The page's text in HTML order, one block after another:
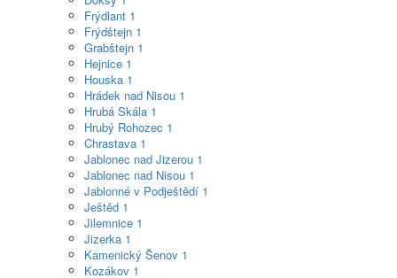
Frýdlant 1
Frýdštejn 1
Grabštejn 1
Hejnice 1
Houska 1
Hrádek nad Nisou 1
Hrubá Skála 1
Hrubý Rohozec 1
Chrastava 1
Jablonec nad Jizerou 1
Jablonec nad Nisou 1
Jablonné v Podještědí 1
Ještěd 1
Jilemnice 1
Jizerka 1
Kamenický Šenov 1
Kozákov 1